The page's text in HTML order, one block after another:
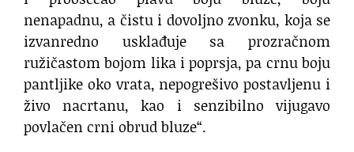
nenapadnu, a čistu i dovoljno zvonku, koja se
izvanredno usklađuje sa prozračnom
ružičastom bojom lika i poprsja, pa crnu boju
pantljike oko vrata, nepogrešivo postavljenu i
živo nacrtanu, kao i senzibilno vijugavo
povlačen crni obrud bluze“.